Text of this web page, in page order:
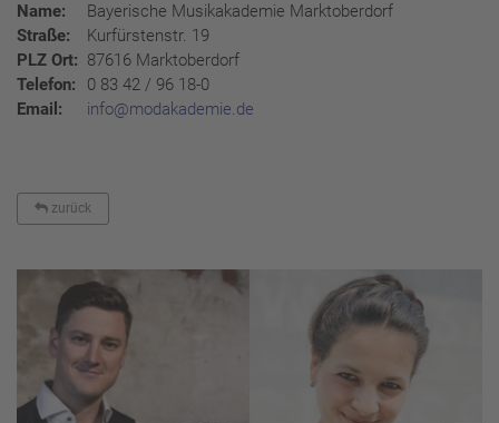
Name:
Bayerische Musikakademie Marktoberdorf
Straße:
Kurfürstenstr. 19
PLZ Ort: 87616 Marktoberdorf
Telefon:
0 83 42 / 96 18-0
Email:
info@modakademie.de
zurück